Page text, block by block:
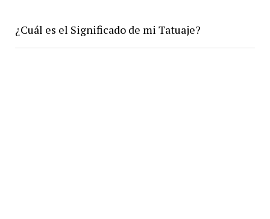
¿Cuál es el Significado de mi Tatuaje?